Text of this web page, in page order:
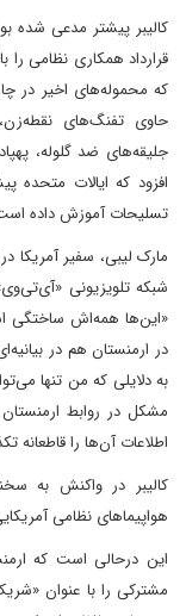
کالیبر پیشتر مدعی شده
قرارداد همکاری نظامی
که محموله‌های اخیر در
حاوی تفنگ‌های
جلیقه‌های ضد گلوله،
افزود که ایالات متحده
تسلیحات آموزش داده
مارک لیبی، سفیر آمریکا
شبکه تلویزیونی
«این‌ها همه‌اش ساختگی
در ارمنستان هم در
به دلایلی که من تنها
مشکل در روابط
اطلاعات آن‌ها را قاطعانه
کالیبر در واکنش به
هواپیماهای نظامی
این درحالی است که
مشترکی را با عنوان